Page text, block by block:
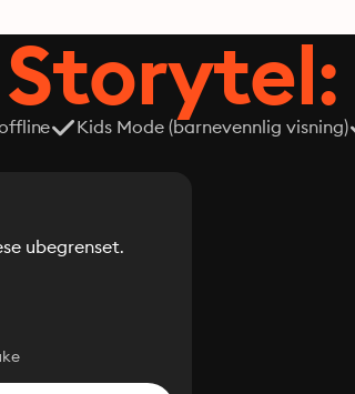
Kids Mode (barnevennlig visning)
ubegrenset.